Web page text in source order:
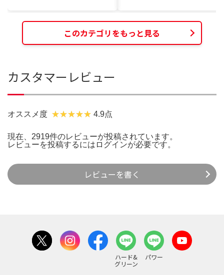
このカテゴリをもっと見る
カスタマーレビュー
オススメ度 4.9点
現在、2919件のレビューが投稿されています。
レビューを投稿するには ログインが必要です。
レビューを書く
ハード&
グリーン
パワー